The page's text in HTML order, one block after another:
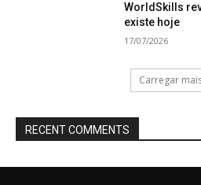
WorldSkills
existe hoje
17/07/2026
Carregar
RECENT COMMENTS